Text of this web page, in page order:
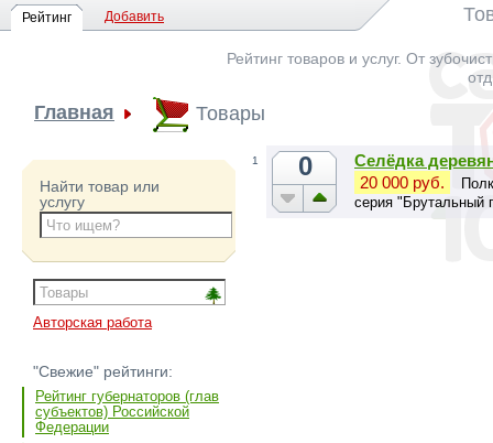
Рейтинг Добавить
Рейтинг товаров и услуг. От
Главная Товары
Найти товар или
услугу
Авторская работа
"Свежие" рейтинги:
Рейтинг губернаторов (глав
субъектов) Российской
Федерации
1 0
Селёдка
20 000 руб.
серия "Брутальный